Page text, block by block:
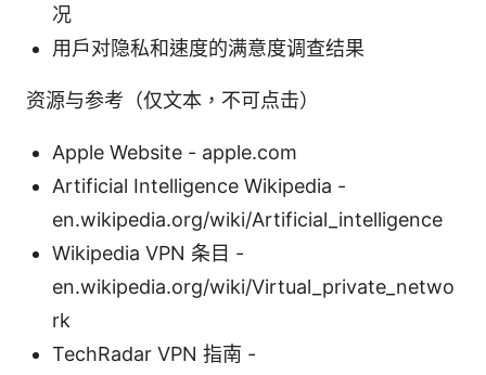
况
用户对隐私和速度的满意度调查结果
资源与参考（仅文本，不可点击）
Apple Website - apple.com
Artificial Intelligence Wikipedia -
en.wikipedia.org/wiki/Artificial_intelligence
Wikipedia VPN 条目 -
en.wikipedia.org/wiki/Virtual_private_netwo
rk
TechRadar VPN 指南 -